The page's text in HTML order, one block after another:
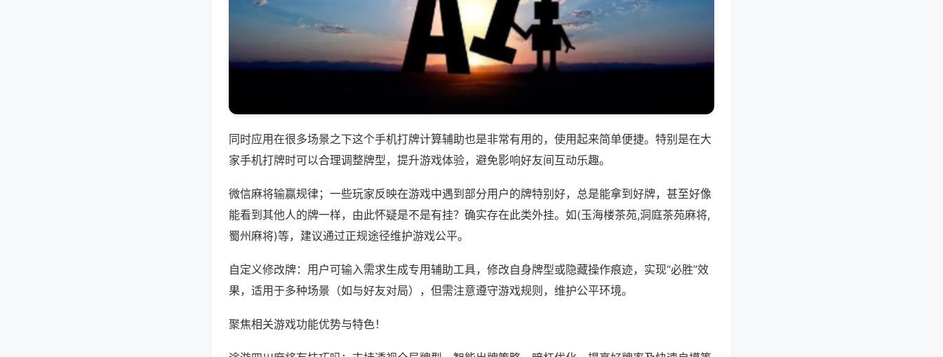
同时应用在很多场景之下这个手机打牌计算辅助也是非常有用的，使用起来简单便捷。特别是在大
家手机打牌时可以合理调整牌型，提升游戏体验，避免影响好友间互动乐趣。
微信麻将输赢规律；一些玩家反映在游戏中遇到部分用户的牌特别好，总是能拿到好牌，甚至好像
能看到其他人的牌一样，由此怀疑是不是有挂？确实存在此类外挂。如(玉海楼茶苑,洞庭茶苑麻将,
蜀州麻将)等，建议通过正规途径维护游戏公平。
自定义修改牌：用户可输入需求生成专用辅助工具，修改自身牌型或隐藏操作痕迹，实现“必胜”效
果，适用于多种场景（如与好友对局），但需注意遵守游戏规则，维护公平环境。
聚焦相关游戏功能优势与特色！